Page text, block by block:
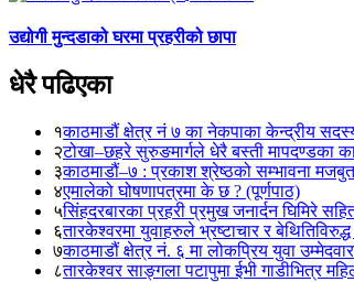
उद्योगी मुन्दडाको घरमा प्रहरीको छापा
धेरै पढिएका
१काठमाडौं क्षेत्र नं ७ का नेकपाका केन्द्रीय
२टोखा–छहरे सुरुङमार्गले धेरै बस्ती मापदण्डका
३काठमाडौं–७ : प्रकाश श्रेष्ठको सम्भावना
४एमालेको घोषणापत्रमा के छ ? (पूर्णपाठ)
५सिंहदरबारका प्रहरी प्रमुख जनार्दन घिमिरे
६तारकेश्वरमा युवाहरुले भ्रष्टाचार र
७काठमाडौं क्षेत्र नं. ६ मा लोकप्रिय युवा
८तारकेश्वर साङ्गला पटापुमा ईभी गाडीभित्र